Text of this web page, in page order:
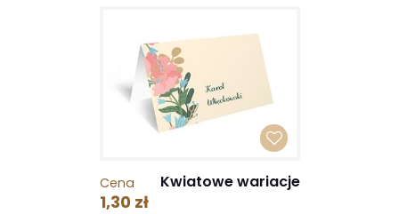
Cena
1,30 zł
Kwiatowe wariacje